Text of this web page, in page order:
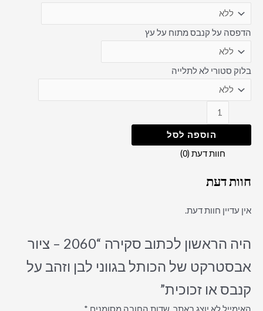
הדפסה על קנבס מתוח על עץ
בלוק סטורי לא לתלייה
הוספה לסל
חוות דעת (0)
חוות דעת
אין עדיין חוות דעת.
היה הראשון לכתוב סקירה “2060 – ציור
אבסטרקט של הכותל בגווני לבן וזהב על
קנבס או זכוכית”
האימייל לא יוצג באתר. שדות החובה מסומנים *